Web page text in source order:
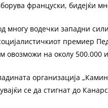
француски, бидејќи
многу водечки западни
премиер
овозможи на околу 500.000
организација
се да стигнат до